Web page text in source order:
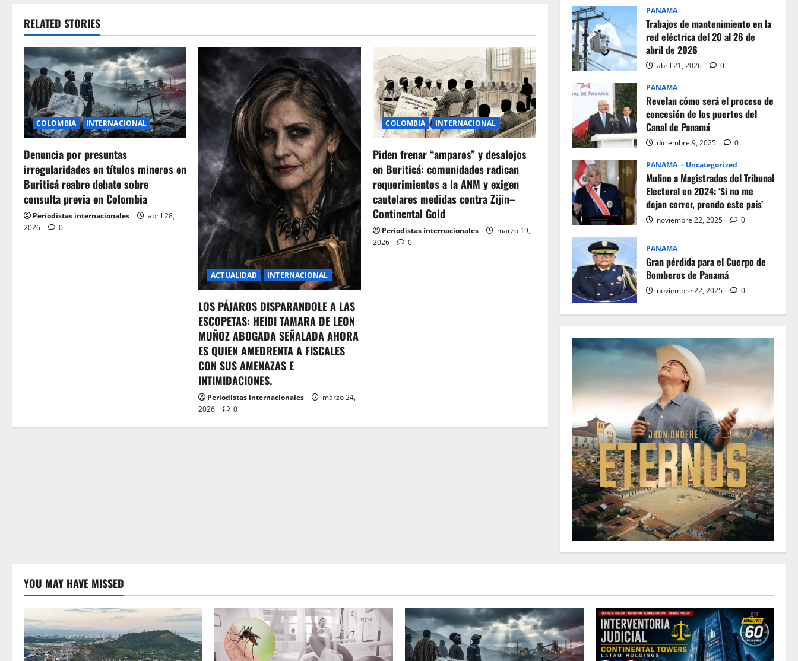
n
a
v
i
g
a
t
i
o
RELATED STORIES
COLOMBIA INTERNACIONAL
Denuncia por presuntas
irregularidades en títulos mineros en
Buriticá reabre debate sobre
consulta previa en Colombia
Periodistas internacionales
abril 28,
2026
0
ACTUALIDAD INTERNACIONAL
LOS PÁJAROS DISPARANDOLE A LAS
ESCOPETAS: HEIDI TAMARA DE LEON
MUÑOZ ABOGADA SEÑALADA AHORA
ES QUIEN AMEDRENTA A FISCALES
CON SUS AMENAZAS E
INTIMIDACIONES.
Periodistas internacionales
marzo 24,
2026
0
COLOMBIA INTERNACIONAL
Piden frenar “amparos” y desalojos
en Buriticá: comunidades radican
requerimientos a la ANM y exigen
cautelares medidas contra Zijin–
Continental Gold
Periodistas internacionales
marzo 19,
2026
0
PANAMA
Trabajos de mantenimiento en la
red eléctrica del 20 al 26 de
abril de 2026
abril 21, 2026 0
PANAMA
Revelan cómo será el proceso de
concesión de los puertos del
Canal de Panamá
diciembre 9, 2025 0
PANAMA Uncategorized
Mulino a Magistrados del Tribunal
Electoral en 2024: ‘Si no me
dejan correr, prendo este país’
noviembre 22, 2025 0
PANAMA
Gran pérdida para el Cuerpo de
Bomberos de Panamá
noviembre 22, 2025 0
YOU MAY HAVE MISSED